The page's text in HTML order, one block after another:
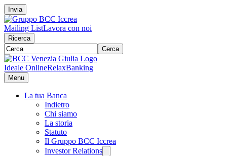
Invia
Mailing ListLavora con noi
Ricerca
Cerca
Ideale OnlineRelaxBanking
Menu
La tua Banca
Indietro
Chi siamo
La storia
Statuto
Il Gruppo BCC Iccrea
Investor Relations